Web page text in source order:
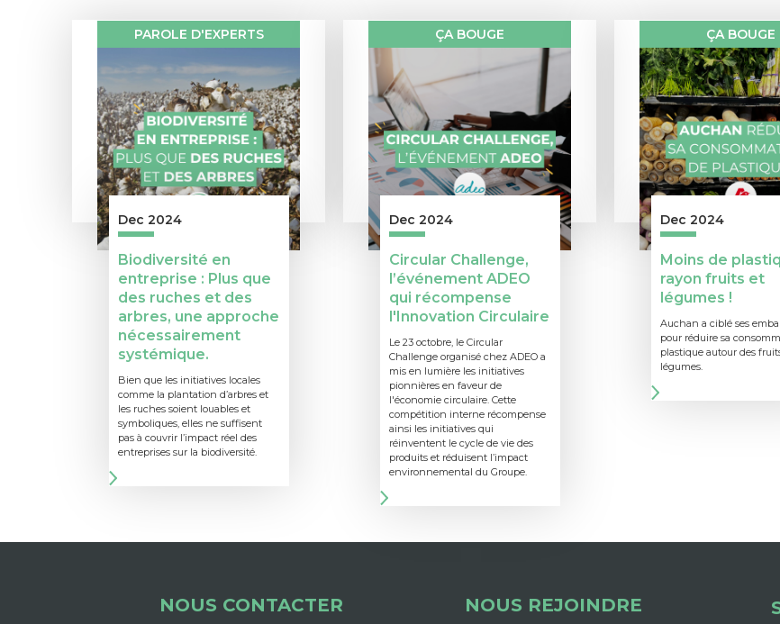
PAROLE D'EXPERTS
Dec 2024
Biodiversité en
entreprise : Plus que
des ruches et des
arbres, une approche
nécessairement
systémique.
Bien que les initiatives locales
comme la plantation d’arbres et
les ruches soient louables et
symboliques, elles ne suffisent
pas à couvrir l’impact réel des
entreprises sur la biodiversité.
ÇA BOUGE
Dec 2024
Circular Challenge,
l’événement ADEO
qui récompense
l'Innovation Circulaire
Le 23 octobre, le Circular
Challenge organisé chez ADEO a
mis en lumière les initiatives
pionnières en faveur de
l'économie circulaire. Cette
compétition interne récompense
ainsi les initiatives qui
réinventent le cycle de vie des
produits et réduisent l’impact
environnemental du Groupe.
ÇA BOUGE
Dec 2024
Moins de
rayon fruits et
légumes !
Auchan a ciblé ses
pour réduire sa
plastique autour des
légumes.
NOUS CONTACTER NOUS REJOINDRE